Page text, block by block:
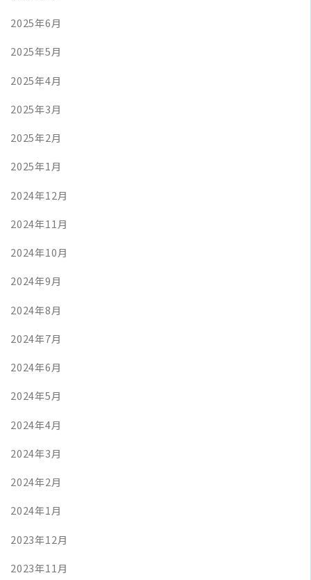
2025年6月
2025年5月
2025年4月
2025年3月
2025年2月
2025年1月
2024年12月
2024年11月
2024年10月
2024年9月
2024年8月
2024年7月
2024年6月
2024年5月
2024年4月
2024年3月
2024年2月
2024年1月
2023年12月
2023年11月